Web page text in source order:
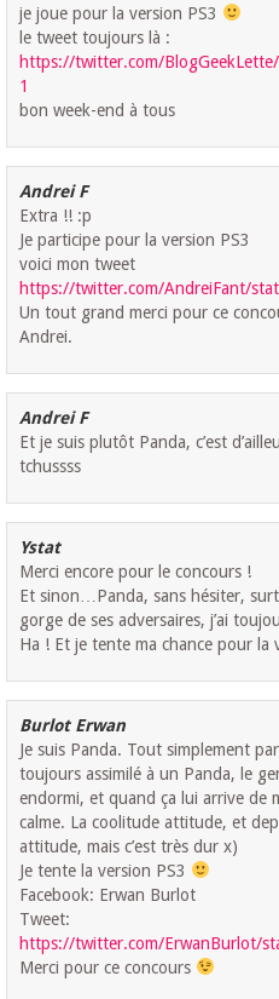
je joue pour la version PS3
le tweet toujours là :
https://twitter.com/
1
bon week-end à tous
Andrei F
Extra !! :p
Je participe pour la version PS3
voici mon tweet
https://twitter.com/AndreiFant/
Un tout grand merci pour ce
Andrei.
Andrei F
Et je suis plutôt Panda, c’est
tchussss
Ystat
Merci encore pour le concours !
Et sinon…Panda, sans hésiter,
gorge de ses adversaires, j’ai
Ha ! Et je tente ma chance pour la
Burlot Erwan
Je suis Panda. Tout simplement
toujours assimilé à un Panda, le
endormi, et quand ça lui arrive de
calme. La coolitude attitude, et
attitude, mais c’est très dur x)
Je tente la version PS3
Facebook: Erwan Burlot
Tweet:
https://twitter.com/ErwanBurlot/
Merci pour ce concours